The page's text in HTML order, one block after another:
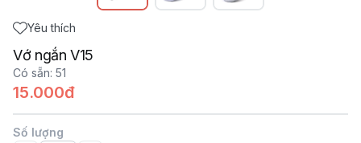
Yêu thích
Vớ ngắn V15
Có sẵn: 51
15.000đ
Số lượng